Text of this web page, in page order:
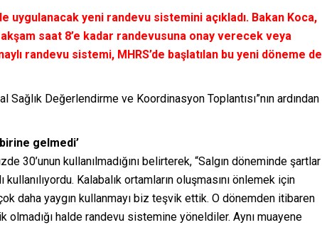
uygulanacak yeni randevu sistemini açıkladı. Bakan Koca,
saat 8’e kadar randevusuna onay verecek veya
randevu sistemi, MHRS’de başlatılan bu yeni döneme de
Sağlık Değerlendirme ve Koordinasyon Toplantısı”nın ardından
gelmedi’
30’unun kullanılmadığını belirterek, “Salgın döneminde şartlar
Kalabalık ortamların oluşmasını önlemek için
daha yaygın kullanmayı biz teşvik ettik. O dönemden itibaren
olmadığı halde randevu sistemine yöneldiler. Aynı muayene